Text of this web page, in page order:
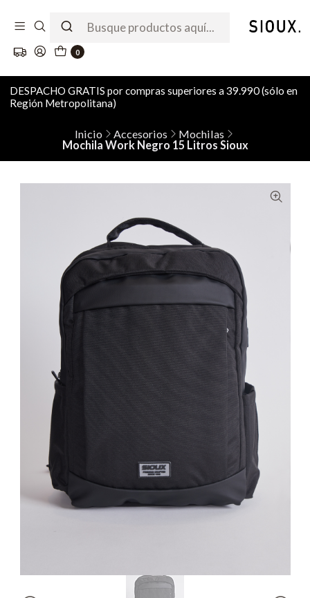
0
DESPACHO GRATIS por compras superiores a 39.990 (sólo en
Región Metropolitana)
Inicio Accesorios
Mochilas
Mochila Work Negro 15 Litros Sioux